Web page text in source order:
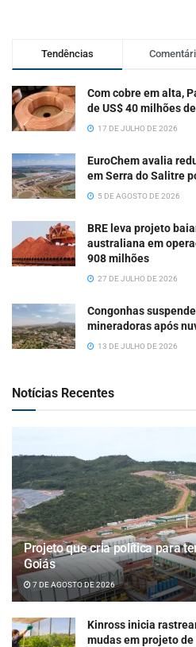
Tendências
Com cobre em alta,
de US$ 40 milhões
17 DE JULHO DE 2026
EuroChem avalia
em Serra do Salitre
5 DE AGOSTO DE 2026
BRE leva projeto
australiana em
908 milhões
27 DE JULHO DE 2026
Congonhas
mineradoras após
13 DE JULHO DE 2026
Notícias Recentes
Projeto que cria política para
Goiás
7 DE AGOSTO DE 2026
Kinross inicia
mudas em projeto